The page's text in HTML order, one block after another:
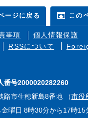
ージに戻る この
事項
個人情報保護
RSSについて
番号2000020282260
市生穂新島8番地 （市役
曜日 8時30分から17時15